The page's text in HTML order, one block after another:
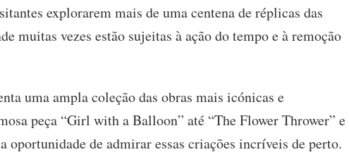
explorarem mais de uma centena de réplicas das
muitas vezes estão sujeitas à ação do tempo e à remoção
uma ampla coleção das obras mais icónicas e
peça “Girl with a Balloon” até “The Flower Thrower” e
oportunidade de admirar essas criações incríveis de perto.